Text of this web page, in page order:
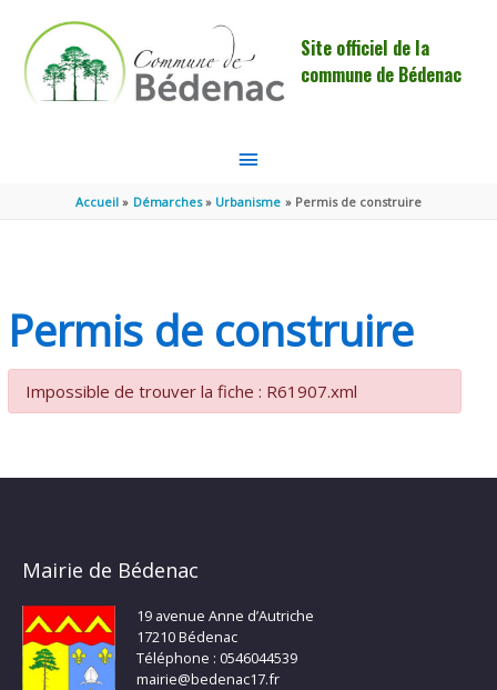
Site officiel de la
commune de Bédenac
MENU
PRINCIPAL
Accueil Démarches Urbanisme Permis de construire
Permis de construire
Impossible de trouver la fiche : R61907.xml
Mairie de Bédenac
19 avenue Anne d’Autriche
17210 Bédenac
Téléphone : 0546044539
mairie@bedenac17.fr